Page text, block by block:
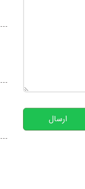
ارسال